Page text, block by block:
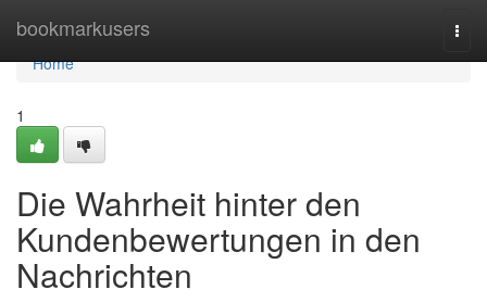
bookmarkusers
Home
Home
1
Die Wahrheit hinter den
Kundenbewertungen in den
Nachrichten